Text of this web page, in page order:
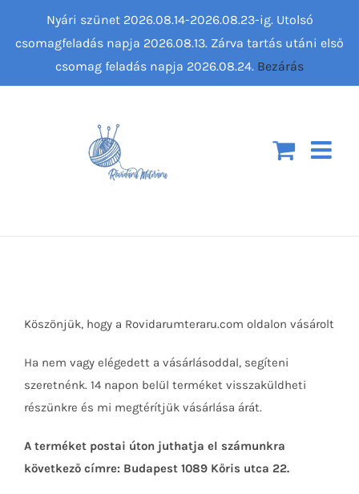
Köszönjük, hogy a Rovidarumteraru.com oldalon vásárolt
Ha nem vagy elégedett a vásárlásoddal, segíteni
szeretnénk. 14 napon belül terméket visszaküldheti
részünkre és mi megtérítjük vásárlása árát.
A terméket postai úton juthatja el számunkra
következő címre: Budapest 1089 Kőris utca 22.
Nyári szünet 2026.08.14-2026.08.23-ig. Utolsó
csomagfeladás napja 2026.08.13. Zárva tartás utáni első
csomag feladás napja 2026.08.24. Bezárás